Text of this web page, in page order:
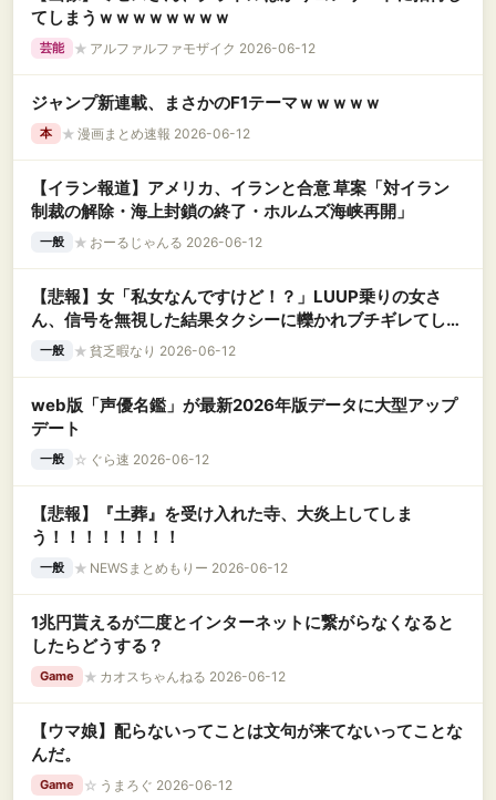
てしまうｗｗｗｗｗｗｗｗ
芸能 ★ アルファルファモザイク 2026-06-12
ジャンプ新連載、まさかのF1テーマｗｗｗｗｗ
本 ★ 漫画まとめ速報 2026-06-12
【イラン報道】アメリカ、イランと合意 草案「対イラン
制裁の解除・海上封鎖の終了・ホルムズ海峡再開」
一般 ★ おーるじゃんる 2026-06-12
【悲報】女「私女なんですけど！？」LUUP乗りの女さ
ん、信号を無視した結果タクシーに轢かれブチギレてしま
う様子を激写されてしまう←コレｗｗｗｗｗｗｗｗｗｗ
一般 ★ 貧乏暇なり 2026-06-12
web版「声優名鑑」が最新2026年版データに大型アップ
デート
一般 ☆ ぐら速 2026-06-12
【悲報】『土葬』を受け入れた寺、大炎上してしま
う！！！！！！！！
一般 ★ NEWSまとめもりー 2026-06-12
1兆円貰えるが二度とインターネットに繋がらなくなると
したらどうする？
Game ★ カオスちゃんねる 2026-06-12
【ウマ娘】配らないってことは文句が来てないってことな
んだ。
Game ☆ うまろぐ 2026-06-12